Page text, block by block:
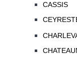
CASSIS